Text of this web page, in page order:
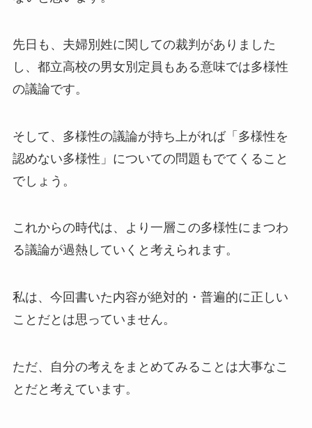
先日も、夫婦別姓に関しての裁判がありました
し、都立高校の男女別定員もある意味では多様性
の議論です。
そして、多様性の議論が持ち上がれば「多様性を
認めない多様性」についての問題もでてくること
でしょう。
これからの時代は、より一層この多様性にまつわ
る議論が過熱していくと考えられます。
私は、今回書いた内容が絶対的・普遍的に正しい
ことだとは思っていません。
ただ、自分の考えをまとめてみることは大事なこ
とだと考えています。